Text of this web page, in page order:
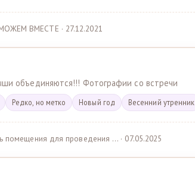
ВМЕСТЕ · 27.12.2021
объединяются!!! Фотографии со встречи
Редко, но метко Новый год Весенний утренник
помещения для проведения … · 07.05.2025